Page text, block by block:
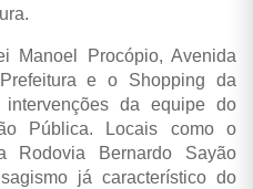
Manoel Procópio, Avenida
e o Shopping da
da equipe do
Pública. Locais como o
Rodovia Bernardo Sayão
já característico do